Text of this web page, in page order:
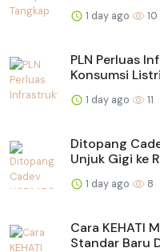
1 day ago 10
PLN Perluas
Konsumsi
1 day ago 11
Ditopang
Unjuk Gigi ke
1 day ago 8
Cara KEHATI
Standar Baru